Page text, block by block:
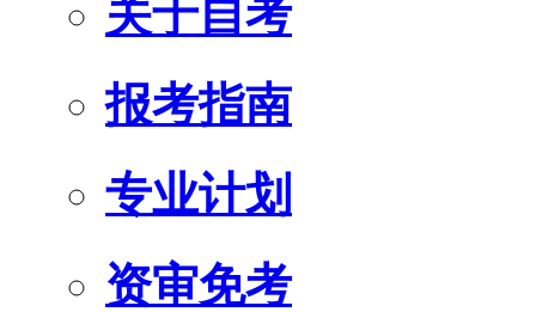
关于自考
报考指南
专业计划
资审免考